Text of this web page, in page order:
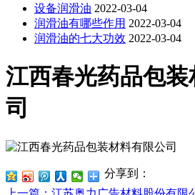
设备润滑油 2022-03-04
润滑油有哪些作用 2022-03-04
润滑油的七大功效 2022-03-04
江西春光药品包
司
分享到：